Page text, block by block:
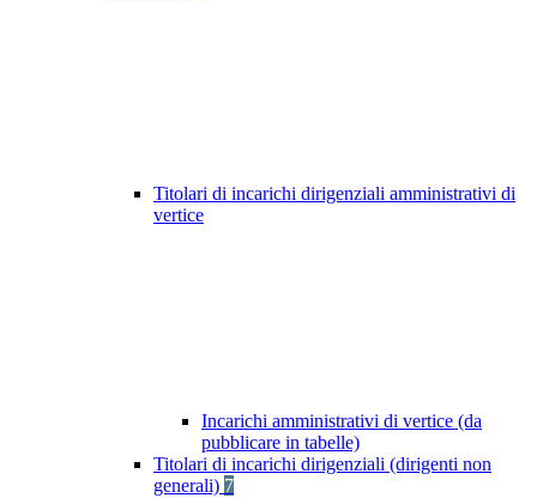
Titolari di incarichi dirigenziali amministrativi di
vertice
Incarichi amministrativi di vertice (da
pubblicare in tabelle)
Titolari di incarichi dirigenziali (dirigenti non
generali) 7